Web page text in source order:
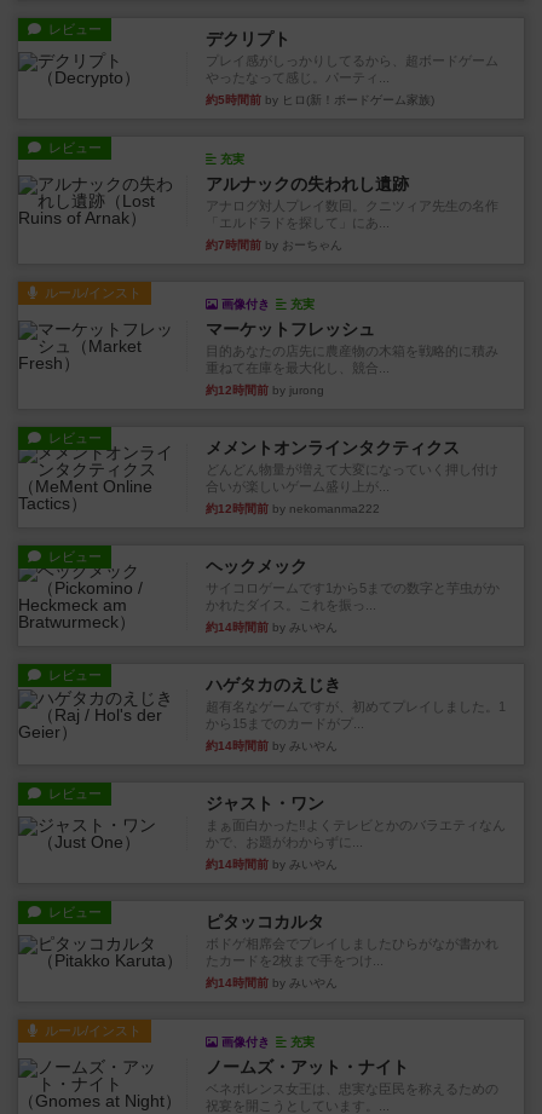
レビュー デクリプト
プレイ感がしっかりしてるから、超ボードゲーム
やったなって感じ。パーティ...
約5時間前 by ヒロ(新！ボードゲーム家族)
レビュー
充実
アルナックの失われし遺跡
アナログ対人プレイ数回。クニツィア先生の名作
「エルドラドを探して」にあ...
約7時間前 by おーちゃん
ルール/インスト
画像付き 充実
マーケットフレッシュ
目的あなたの店先に農産物の木箱を戦略的に積み
重ねて在庫を最大化し、競合...
約12時間前 by jurong
レビュー メメントオンラインタクティクス
どんどん物量が増えて大変になっていく押し付け
合いが楽しいゲーム盛り上が...
約12時間前 by nekomanma222
レビュー ヘックメック
サイコロゲームです1から5までの数字と芋虫がか
かれたダイス。これを振っ...
約14時間前 by みいやん
レビュー ハゲタカのえじき
超有名なゲームですが、初めてプレイしました。1
から15までのカードがプ...
約14時間前 by みいやん
レビュー ジャスト・ワン
まぁ面白かった‼️よくテレビとかのバラエティなん
かで、お題がわからずに...
約14時間前 by みいやん
レビュー ピタッコカルタ
ボドゲ相席会でプレイしましたひらがなが書かれ
たカードを2枚まで手をつけ...
約14時間前 by みいやん
ルール/インスト
画像付き 充実
ノームズ・アット・ナイト
ベネボレンス女王は、忠実な臣民を称えるための
祝宴を開こうとしています。...